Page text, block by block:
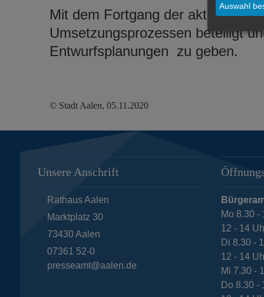
Mit dem Fortgang der aktuellen
Umsetzungsprozessen beteiligt
Entwurfsplanungen zu geben.
© Stadt Aalen, 05.11.2020
Unsere Anschrift
Rathaus Aalen
Marktplatz 30
73430 Aalen
07361 52-0
presseamt@aalen.de
Mo 8.30 -
12 - 14
Di 8.30 -
12 - 14
Mi 7.30 -
Do 8.30 -
Auswahl